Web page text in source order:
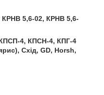
КРНВ 5,6-02, КРНВ 5,6-
4, КПСН-4, КПГ-4
Схід, GD, Horsh,